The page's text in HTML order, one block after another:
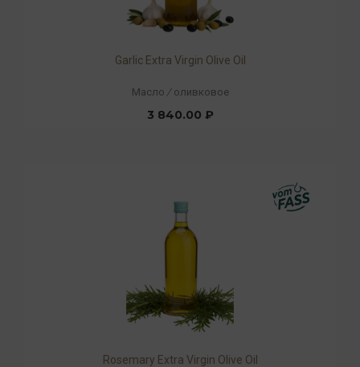
Garlic Extra Virgin Olive Oil
Масло / оливковое
3 840.00 ₽
Rosemary Extra Virgin Olive Oil